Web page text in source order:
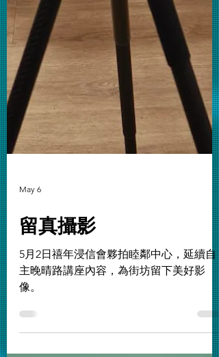
May 6
留真攝影
5月2日禧年浸信會夥拍睦鄰中心，延續自
主晚晴路講座內容，為街坊留下美好影
像。